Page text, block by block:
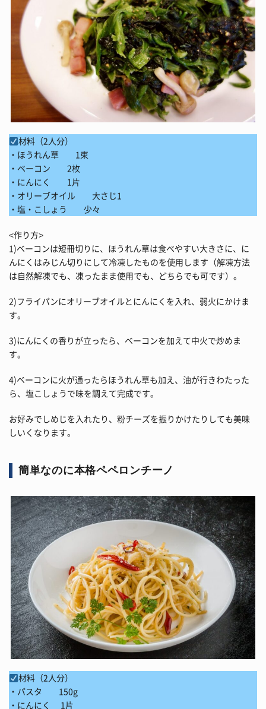
材料（2人分）
・ほうれん草 1束
・ベーコン 2枚
・にんにく 1片
・オリーブオイル 大さじ1
・塩・こしょう 少々
<作り方>
1)ベーコンは短冊切りに、ほうれん草は食べやすい大きさに、に
んにくはみじん切りにして冷凍したものを使用します（解凍方法
は自然解凍でも、凍ったまま使用でも、どちらでも可です）。
2)フライパンにオリーブオイルとにんにくを入れ、弱火にかけま
す。
3)にんにくの香りが立ったら、ベーコンを加えて中火で炒めま
す。
4)ベーコンに火が通ったらほうれん草も加え、油が行きわたった
ら、塩こしょうで味を調えて完成です。
お好みでしめじを入れたり、粉チーズを振りかけたりしても美味
しいくなります。
簡単なのに本格ペペロンチーノ
材料（2人分）
・パスタ 150g
・にんにく 1片